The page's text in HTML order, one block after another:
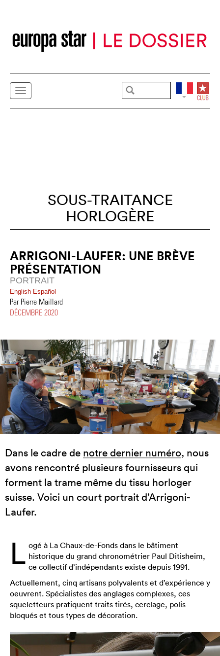
SOUS-TRAITANCE
HORLOGÈRE
ARRIGONI-LAUFER: UNE BRÈVE
PRÉSENTATION
PORTRAIT
English Español
Par Pierre Maillard
DÉCEMBRE 2020
Dans le cadre de notre dernier numéro, nous
avons rencontré plusieurs fournisseurs qui
forment la trame même du tissu horloger
suisse. Voici un court portrait d’Arrigoni-
Laufer.
L ogé à La Chaux-de-Fonds dans le bâtiment
historique du grand chronométrier Paul Ditisheim,
ce collectif d’indépendants existe depuis 1991.
Actuellement, cinq artisans polyvalents et d’expérience y
oeuvrent. Spécialistes des anglages complexes, ces
squeletteurs pratiquent traits tirés, cerclage, polis
bloqués et tous types de décoration.